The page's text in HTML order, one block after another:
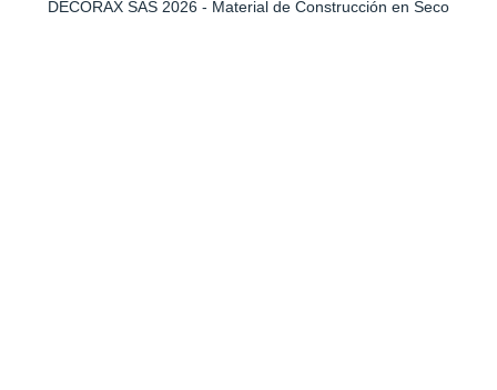
DECORAX SAS 2026 - Material de Construcción en Seco